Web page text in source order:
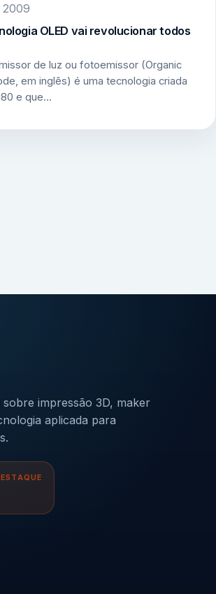
2009
OLED vai revolucionar todos
de luz ou fotoemissor (Organic
em inglês) é uma tecnologia criada
e que…
impressão 3D, maker
aplicada para